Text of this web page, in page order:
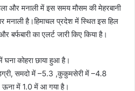
और मनाली में इस समय मौसम की मेहरबानी
मनाली है।हिमाचल प्रदेश में स्थित इस हिल
बर्फबारी का एलर्ट जारी किए किया है।
कोहरा छाया हुआ है।
समदो में –5.3 ,कुकुमसेरी में –4.8
ऊना में 1.0 में आ गया है।